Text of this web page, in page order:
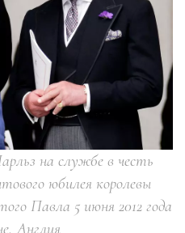
на службе в честь
юбилея королевы
Павла 5 июня 2012 года
Англия